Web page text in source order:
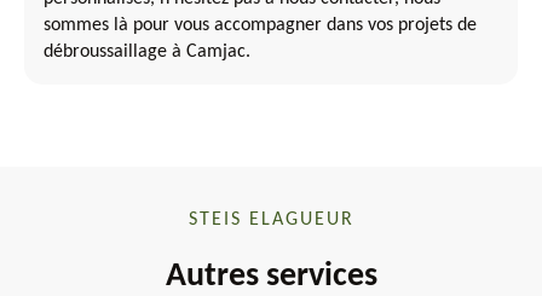
sommes là pour vous accompagner dans vos projets de
débroussaillage à Camjac.
STEIS ELAGUEUR
Autres services